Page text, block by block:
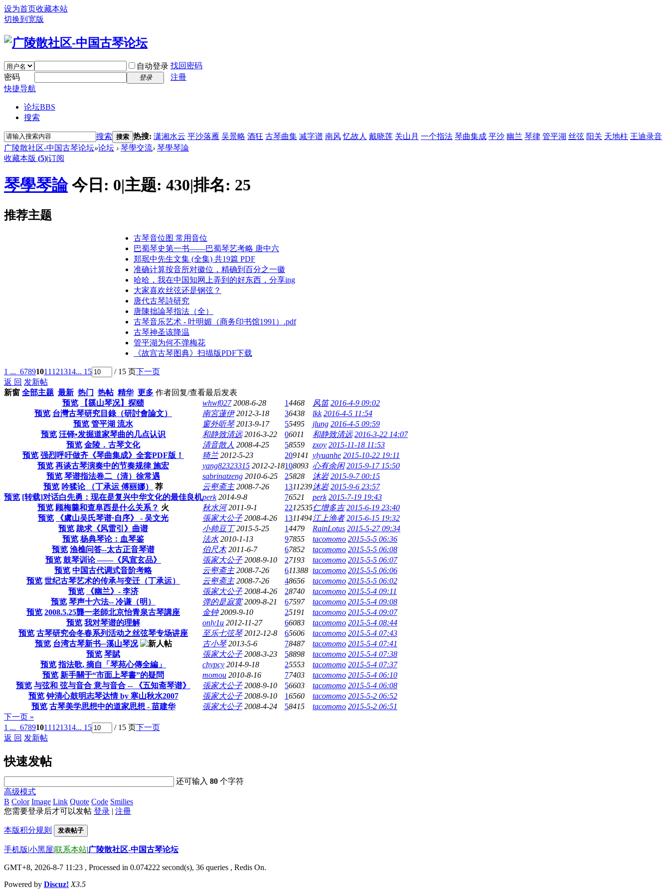
设为首页收藏本站
切换到宽版
自动登录 找回密码
密码
登录
注冊
快捷导航
论坛BBS
搜索
搜索 搜索 热搜: 潇湘水云 平沙落雁 吴景略 酒狂 古琴曲集 减字谱 南风 忆故人 戴晓莲 关山月 一个指法 琴曲集成 平沙 幽兰 琴律 管平湖 丝弦 阳关 天地柱 王迪录音
广陵散社区-中国古琴论坛»论坛 › 琴學交流› 琴學琴論
收藏本版 (5)|订阅
琴學琴論 今日: 0|主题: 430|排名: 25
推荐主题
古琴音位图 常用音位
巴蜀琴史第一书——巴蜀琴艺考略 唐中六
郑珉中先生文集 (全集) 共19篇 PDF
准确计算按音所对徽位，精确到百分之一徽
哈哈，我在中国知网上弄到的好东西，分享ing
大家喜欢丝弦还是钢弦？
唐代古琴詩研究
唐陳拙論琴指法（全）
古琴音乐艺术 - 叶明媚（商务印书馆1991）.pdf
古琴神圣该降温
管平湖为何不弹梅花
《故宫古琴图典》扫描版PDF下载
1 ... 67891011 121314... 15 / 15 页下一页
返 回 发新帖
新窗 全部主题 最新 热门 热帖 精华 更多 作者回复/查看最后发表
预览
【豀山琴况】探赜 whwf027 2008-6-28 14468 风笛 2016-4-9 09:02
预览 台灣古琴研究目錄（研討會論文） 南宮蓮伊 2012-3-18 36438 lkk 2016-4-5 11:54
预览 管平湖 流水 窗外听琴 2013-9-17 55495 jlung 2016-4-5 09:59
预览 汪铎•发掘道家琴曲的几点认识 和静致清远 2016-3-22 06011 和静致清远 2016-3-22 14:07
预览 金陵．古琴文化 清音散人 2008-4-25 58559 zxoy 2015-11-18 11:53
预览 强烈呼吁做齐《琴曲集成》全套PDF版！ 猗兰 2012-5-23 209141 ylyuanhe 2015-10-22 19:11
预览 再谈古琴演奏中的节奏规律 施宏 yang82323315 2012-2-18108093 心有余闲 2015-9-17 15:50
预览 琴谱指法卷二（清）徐常遇 sabrinatzeng 2010-6-25 25828 沐岩 2015-9-7 00:15
预览 吟猱论 （丁承运 傅丽娜） 荐 云壑斋主 2008-7-26 1311239沐岩 2015-9-6 23:57
预览 [转载]对话白先勇：现在是复兴中华文化的最佳良机perk 2014-9-8 76521 perk 2015-7-19 19:43
预览 顾梅羹和查阜西是什么关系？ 火 秋水河 2011-9-1 2212535仁增多吉 2015-6-19 23:40
预览
《虞山吴氏琴谱·自序》 - 吴文光 張家大公子 2008-4-26 1311494江上渔者 2015-6-15 19:32
预览 跪求《风雷引》曲谱 小帅豆丁 2015-5-25 14479 RainLotus 2015-5-27 09:34
预览 杨典琴论：血琴鉴 法水 2010-1-13 97855 tacomomo 2015-5-5 06:36
预览 渔樵问答--太古正音琴谱 伯尺木 2011-6-7 67852 tacomomo 2015-5-5 06:08
预览 鼓琴训论 ——《风宣玄品》 張家大公子 2008-9-10 27193 tacomomo 2015-5-5 06:07
预览 中国古代调式音阶考略 云壑斋主 2008-7-26 611388 tacomomo 2015-5-5 06:06
预览 世纪古琴艺术的传承与变迁（丁承运） 云壑斋主 2008-7-26 48656 tacomomo 2015-5-5 06:02
预览
《幽兰》- 李济 張家大公子 2008-4-26 28740 tacomomo 2015-5-4 09:11
预览 琴声十六法-- 冷谦（明） 弹的是寂寞 2009-8-21 67597 tacomomo 2015-5-4 09:08
预览 2008.5.25龔一老師北京怡青泉古琴講座 金钟 2009-9-10 25191 tacomomo 2015-5-4 09:07
预览 我对琴谱的理解 only1u 2012-11-27 66083 tacomomo 2015-5-4 08:44
预览 古琴研究会冬春系列活动之丝弦琴专场讲座 至乐七弦琴 2012-12-8 65606 tacomomo 2015-5-4 07:43
预览 台湾古琴新书─溪山琴况 古小琴 2013-5-6 78487 tacomomo 2015-5-4 07:41
预览 琴賦 張家大公子 2008-3-23 58898 tacomomo 2015-5-4 07:38
预览 指法歌, 摘自「琴苑心傳全編」 chypcy 2014-9-18 25553 tacomomo 2015-5-4 07:37
预览 新手關于“市面上琴書”的疑問 momou 2010-8-16 77403 tacomomo 2015-5-4 06:10
预览 与弦和 弦与音合 意与音合 -- 《五知斋琴谱》 張家大公子 2008-9-10 56603 tacomomo 2015-5-4 06:08
预览 钟清心鼓明志琴达情 by 寒山秋水2007 張家大公子 2008-9-10 16560 tacomomo 2015-5-2 06:52
预览 古琴美学思想中的道家思想 - 苗建华 張家大公子 2008-4-24 58415 tacomomo 2015-5-2 06:51
下一页 »
1 ... 67891011 121314... 15 / 15 页下一页
返 回 发新帖
快速发帖
还可输入80 个字符
高级模式
B Color Image Link Quote Code Smilies
您需要登录后才可以发帖 登录 | 注冊
本版积分规则 发表帖子
手机版|小黑屋|联系本站|广陵散社区-中国古琴论坛
GMT+8, 2026-8-7 11:23 , Processed in 0.074222 second(s), 36 queries , Redis On.
Powered by Discuz! X3.5